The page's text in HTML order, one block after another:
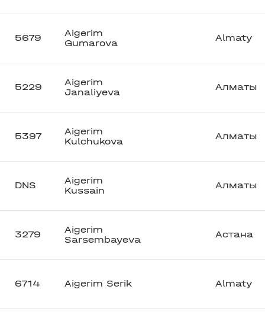
5679
Aigerim
Gumarova
Almaty
5229
Aigerim
Janaliyeva
Алматы
5397
Aigerim
Kulchukova
Алматы
DNS
Aigerim
Kussain
Алматы
3279
Aigerim
Sarsembayeva
Астана
6714 Aigerim Serik Almaty